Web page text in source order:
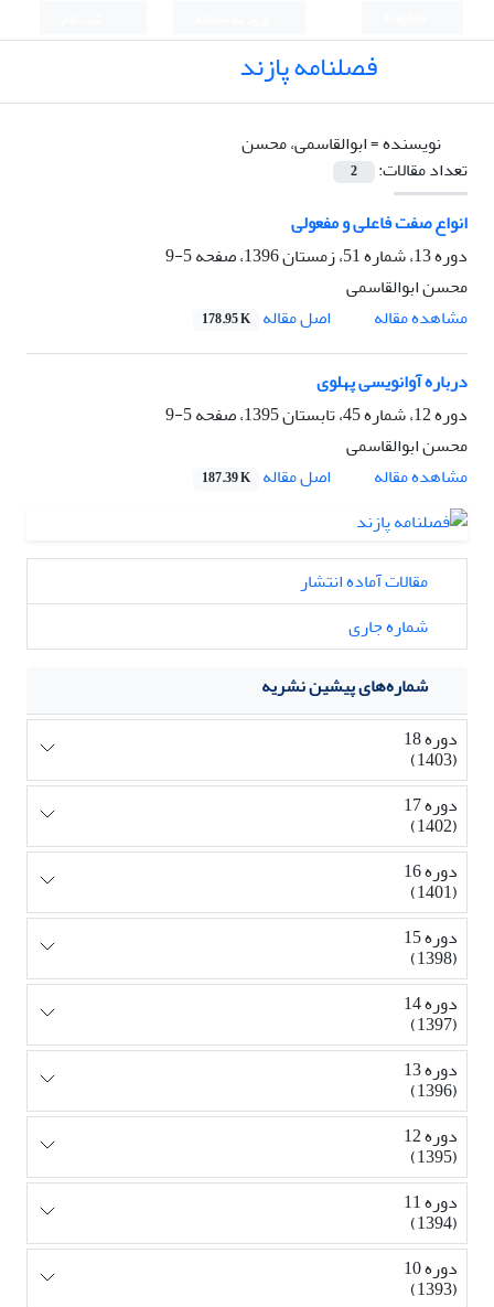
فصلنامه پازند
نویسنده =ابوالقاسمی، محسن
تعداد مقالات:
2
انواع صفت فاعلی و مفعولی
دوره 13، شماره 51، زمستان 1396، صفحه
5-9
محسن ابوالقاسمی
مشاهده مقاله
اصل مقاله 178.95 K
درباره آوانویسی پهلوی
دوره 12، شماره 45، تابستان 1395، صفحه
5-9
محسن ابوالقاسمی
مشاهده مقاله
اصل مقاله 187.39 K
مقالات آماده انتشار
شماره جاری
شماره‌های پیشین نشریه
دوره 18
(1403)
دوره 17
(1402)
دوره 16
(1401)
دوره 15
(1398)
دوره 14
(1397)
دوره 13
(1396)
دوره 12
(1395)
دوره 11
(1394)
دوره 10
(1393)